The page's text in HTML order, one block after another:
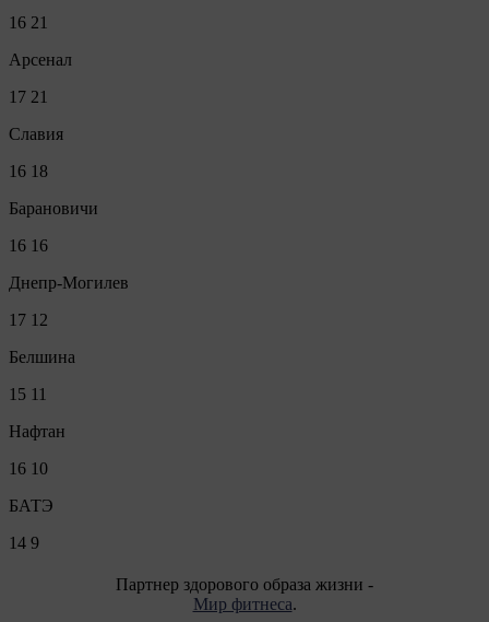
16 21
Арсенал
17 21
Славия
16 18
Барановичи
16 16
Днепр-Могилев
17 12
Белшина
15 11
Нафтан
16 10
БАТЭ
14 9
Партнер здорового образа жизни -
Мир фитнеса.